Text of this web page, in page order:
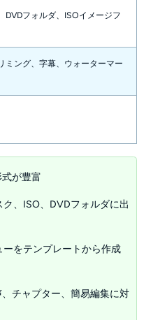
DVDフォルダ、ISOイメージフ
ミング、字幕、ウォーターマー
が豊富
ク、ISO、DVDフォルダに出
ーをテンプレートから作成
チャプター、簡易編集に対